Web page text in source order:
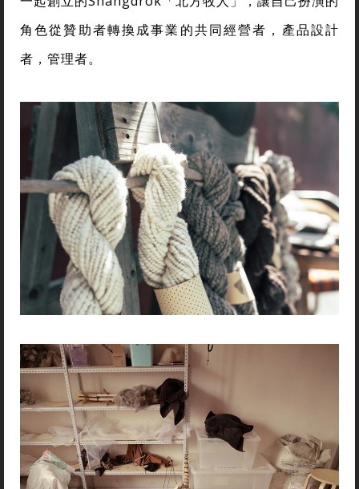
角色從贊助者轉換成事業的共同經營者，產品設計
者，管理者。